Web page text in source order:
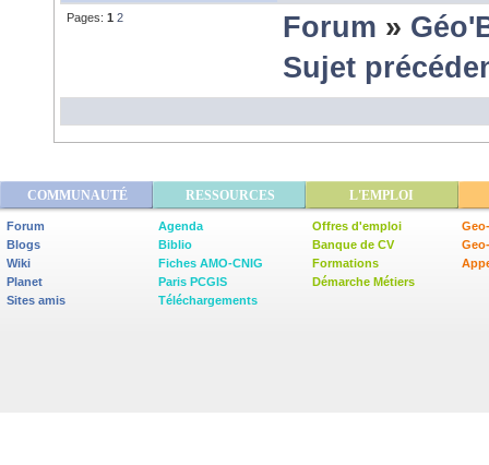
Pages: 1 2 Forum »
Sujet
COMMUNAUTÉ RESSOURCES L'EMPLOI
Forum
Blogs
Wiki
Planet
Sites amis
Agenda
Biblio
Fiches AMO-CNIG
Paris PCGIS
Téléchargements
Offres d'emploi
Banque de CV
Formations
Démarche Métiers